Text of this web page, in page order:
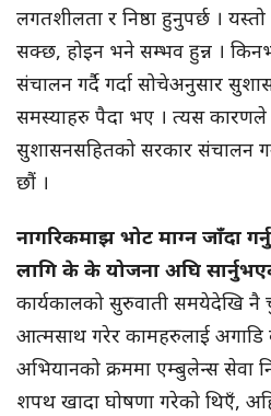
लगतशीलता र निष्ठा हुनुपर्छ ।
सक्छ, होइन भने सम्भव हुन्न ।
संचालन गर्दै गर्दा सोचेअनुसार
समस्याहरु पैदा भए । त्यस कारणले
सुशासनसहितको सरकार संचालन
छौं ।
नागरिकमाझ भोट माग्न जाँदा
लागि के के योजना अघि
कार्यकालको सुरुवाती समयेदेखि नै
आत्मसाथ गरेर कामहरुलाई अगाडि
अभियानको क्रममा एम्बुलेन्स सेवा
शपथ खादा घोषणा गरेको थिएँ,